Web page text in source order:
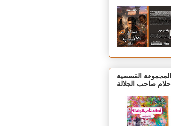
المجموعة القصصية
أحلام صاحب الجلالة